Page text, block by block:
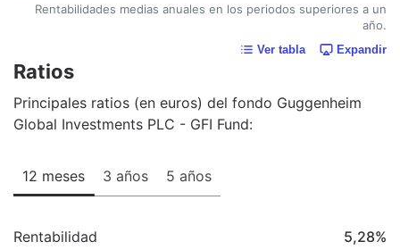
Rentabilidades medias anuales en los periodos superiores a un
año.
Ver tabla Expandir
Ratios
Principales ratios (en euros) del fondo Guggenheim
Global Investments PLC - GFI Fund:
12 meses 3 años 5 años
Rentabilidad 5,28%